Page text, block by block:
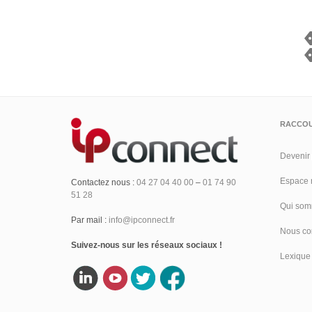
Contactez nous : 04 27 04 40 00 – 01 74 90
51 28
Par mail : info@ipconnect.fr
Suivez-nous sur les réseaux sociaux !
Espace
Qui
Nous
Lexique